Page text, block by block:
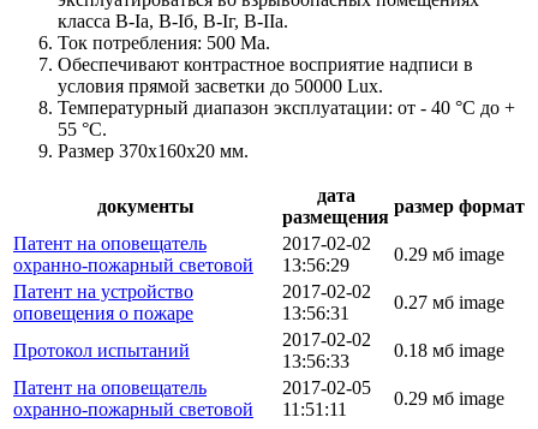
класса B-Iа, B-Iб, B-Iг, В-IIа.
Ток потребления: 500 Ма.
Обеспечивают контрастное восприятие надписи в
условия прямой засветки до 50000 Lux.
Температурный диапазон эксплуатации: от - 40 °С до +
55 °С.
Размер 370х160х20 мм.
документы
дата
размещения
размер формат
Патент на оповещатель
охранно-пожарный световой
2017-02-02
13:56:29
0.29 мб image
Патент на устройство
оповещения о пожаре
2017-02-02
13:56:31
0.27 мб image
Протокол испытаний
2017-02-02
13:56:33
0.18 мб image
Патент на оповещатель
охранно-пожарный световой
2017-02-05
11:51:11
0.29 мб image